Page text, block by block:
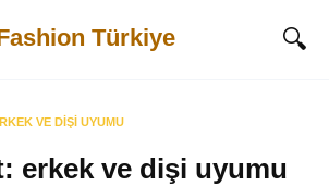
Türkiye
VE DIŞI UYUMU
erkek ve dişi uyumu